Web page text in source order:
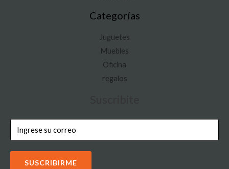
Categorías
Juguetes
Muebles
Oficina
regalos
SUSCRIBIRME